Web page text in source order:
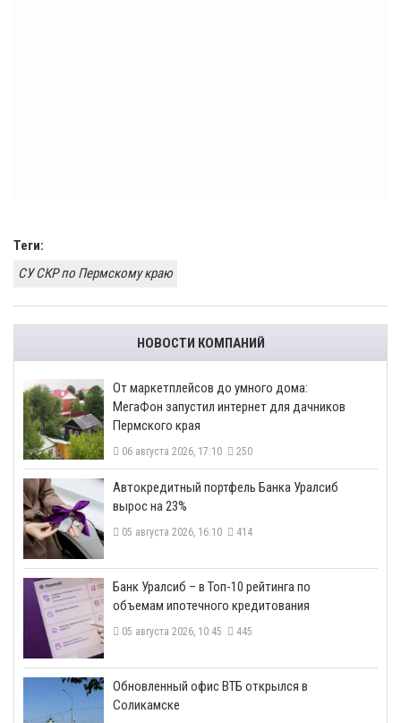
Теги:
СУ СКР по Пермскому краю
НОВОСТИ КОМПАНИЙ
От маркетплейсов до умного дома:
МегаФон запустил интернет для дачников
Пермского края
06 августа 2026, 17:10 250
​Автокредитный портфель Банка Уралсиб
вырос на 23%
05 августа 2026, 16:10 414
​Банк Уралсиб – в Топ-10 рейтинга по
объемам ипотечного кредитования
05 августа 2026, 10:45 445
​Обновленный офис ВТБ открылся в
Соликамске